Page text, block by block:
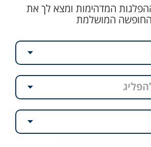
המדהימות ומצא לך את
החופשה המושלמת